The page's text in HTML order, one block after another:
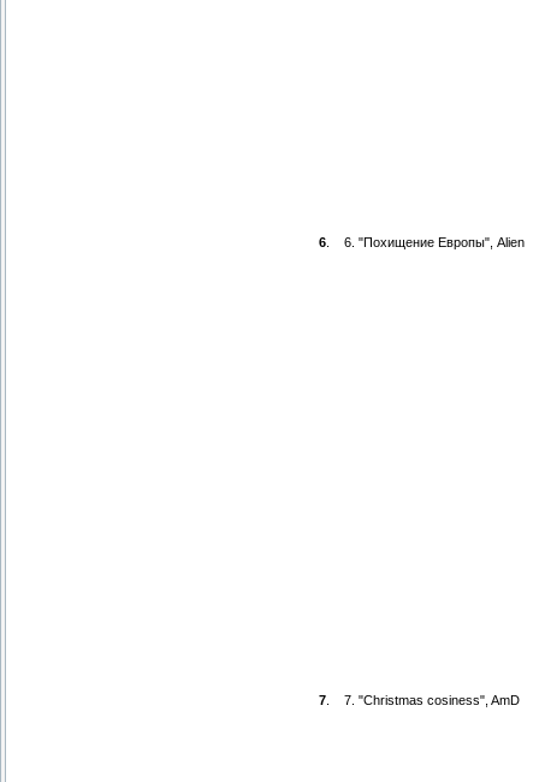
6 6. "Похищение Европы", Alien
7 7. "Christmas cosiness", AmD